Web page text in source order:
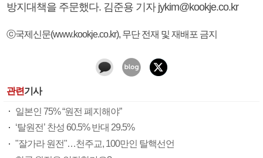
방지대책을 주문했다. 김준용 기자 jykim@kookje.co.kr
ⓒ국제신문(www.kookje.co.kr), 무단 전재 및 재배포 금지
관련기사
일본인 75% “원전 폐지해야”
‘탈원전’ 찬성 60.5% 반대 29.5%
"잘가라 원전"…천주교, 100만인 탈핵선언